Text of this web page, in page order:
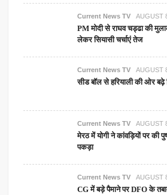
Current News TV AUGUST
PM मोदी से राघव चड्ढा की
लेकर सियासी चर्चाएं तेज
Current News TV AUGUST
सीड बॉल से हरियाली की ओर बढ़े
Current News TV AUGUST
मेरठ में योगी ने कांवड़ियों पर की
पकड़ा
Current News TV AUGUST
CG में बड़े पैमाने पर DFO के